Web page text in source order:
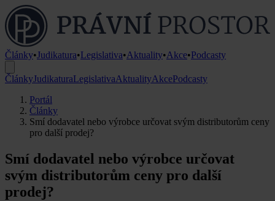
Články•Judikatura•Legislativa•Aktuality•Akce•Podcasty
ČlánkyJudikaturaLegislativaAktualityAkcePodcasty
Portál
Články
Smí dodavatel nebo výrobce určovat svým distributorům ceny
pro další prodej?
Smí dodavatel nebo výrobce určovat
svým distributorům ceny pro další
prodej?